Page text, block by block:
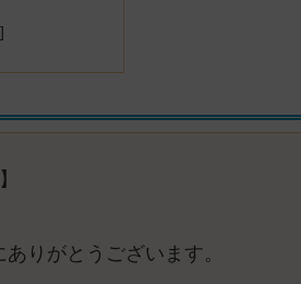
りがとうございます。